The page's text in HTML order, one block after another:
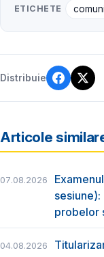
ETICHETE
Distribuie
Articole
07.08.2026
probelor
04.08.2026